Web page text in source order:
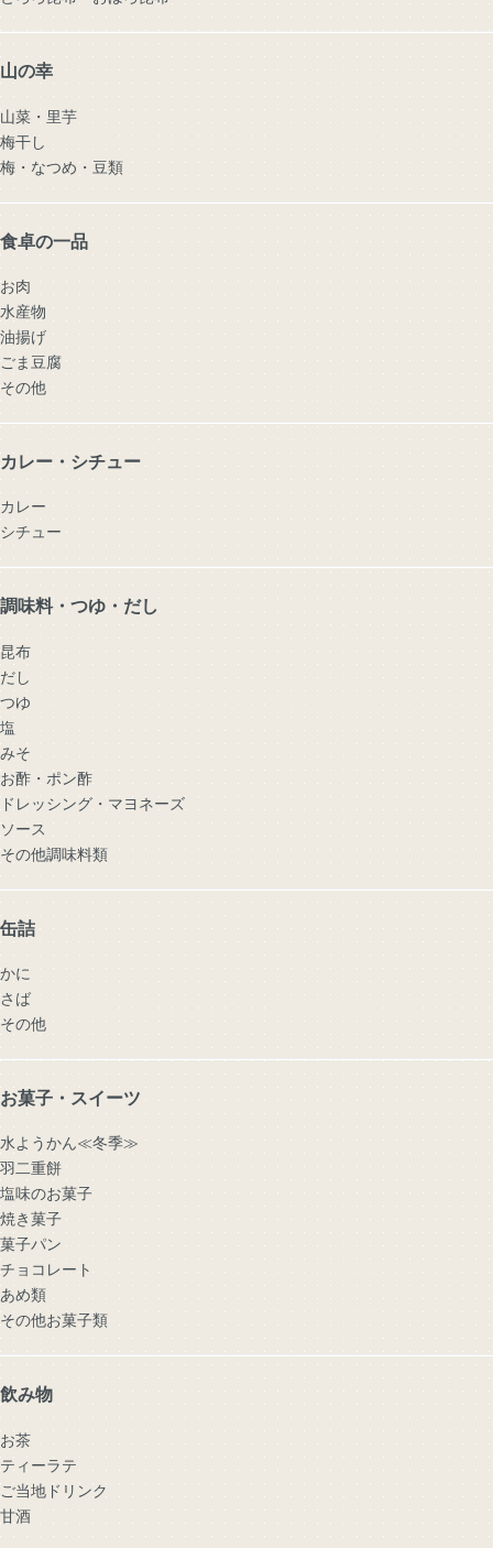
山の幸
山菜・里芋
梅干し
梅・なつめ・豆類
食卓の一品
お肉
水産物
油揚げ
ごま豆腐
その他
カレー・シチュー
カレー
シチュー
調味料・つゆ・だし
昆布
だし
つゆ
塩
みそ
お酢・ポン酢
ドレッシング・マヨネーズ
ソース
その他調味料類
缶詰
かに
さば
その他
お菓子・スイーツ
水ようかん≪冬季≫
羽二重餅
塩味のお菓子
焼き菓子
菓子パン
チョコレート
あめ類
その他お菓子類
飲み物
お茶
ティーラテ
ご当地ドリンク
甘酒